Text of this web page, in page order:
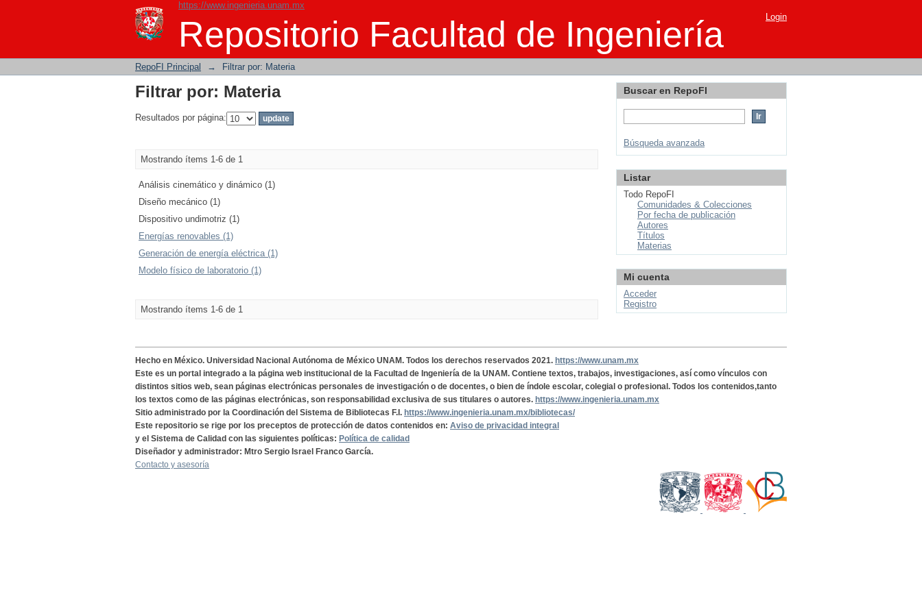
https://www.ingenieria.unam.mx
Repositorio Facultad de Ingeniería
Filtrar por: Materia Login
RepoFI Principal → Filtrar por: Materia
Filtrar por: Materia
Resultados por página:
Mostrando ítems 1-6 de 1
Análisis cinemático y dinámico (1)
Diseño mecánico (1)
Dispositivo undimotriz (1)
Energías renovables (1)
Generación de energía eléctrica (1)
Modelo físico de laboratorio (1)
Mostrando ítems 1-6 de 1
Buscar en RepoFI
Búsqueda avanzada
Listar
Todo RepoFI
Comunidades & Colecciones
Por fecha de publicación
Autores
Títulos
Materias
Mi cuenta
Acceder
Registro
Hecho en México. Universidad Nacional Autónoma de México UNAM. Todos los derechos reservados 2021. https://www.unam.mx
Este es un portal integrado a la página web institucional de la Facultad de Ingeniería de la UNAM. Contiene textos, trabajos, investigaciones, así como vínculos con
distintos sitios web, sean páginas electrónicas personales de investigación o de docentes, o bien de índole escolar, colegial o profesional. Todos los contenidos,tanto
los textos como de las páginas electrónicas, son responsabilidad exclusiva de sus titulares o autores. https://www.ingenieria.unam.mx
Sitio administrado por la Coordinación del Sistema de Bibliotecas F.I. https://www.ingenieria.unam.mx/bibliotecas/
Este repositorio se rige por los preceptos de protección de datos contenidos en: Aviso de privacidad integral
y el Sistema de Calidad con las siguientes políticas: Política de calidad
Diseñador y administrador: Mtro Sergio Israel Franco García.
Contacto y asesoría